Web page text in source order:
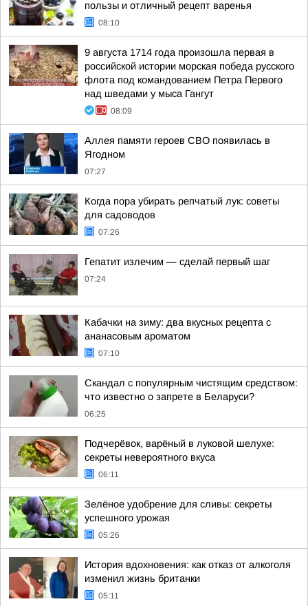
пользы и отличный рецепт варенья
08:10
9 августа 1714 года произошла первая в
российской истории морская победа русского
флота под командованием Петра Первого
над шведами у мыса Гангут
08:09
Аллея памяти героев СВО появилась в
Ягодном
07:27
Когда пора убирать репчатый лук: советы
для садоводов
07:26
Гепатит излечим — сделай первый шаг
07:24
Кабачки на зиму: два вкусных рецепта с
ананасовым ароматом
07:10
Скандал с популярным чистящим средством:
что известно о запрете в Беларуси?
06:25
Подчерёвок, варёный в луковой шелухе:
секреты невероятного вкуса
06:11
Зелёное удобрение для сливы: секреты
успешного урожая
05:26
История вдохновения: как отказ от алкоголя
изменил жизнь британки
05:11